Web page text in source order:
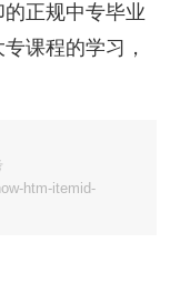
正规中专毕业
课程的学习，
htm-itemid-